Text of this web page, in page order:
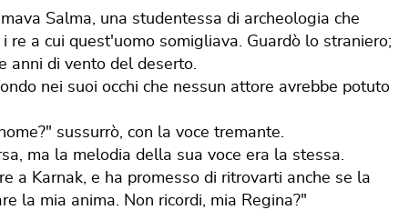
Salma, una studentessa di archeologia che
re a cui quest'uomo somigliava. Guardò lo straniero;
anni di vento del deserto.
nei suoi occhi che nessun attore avrebbe potuto
sussurrò, con la voce tremante.
ma la melodia della sua voce era la stessa.
a Karnak, e ha promesso di ritrovarti anche se la
la mia anima. Non ricordi, mia Regina?"